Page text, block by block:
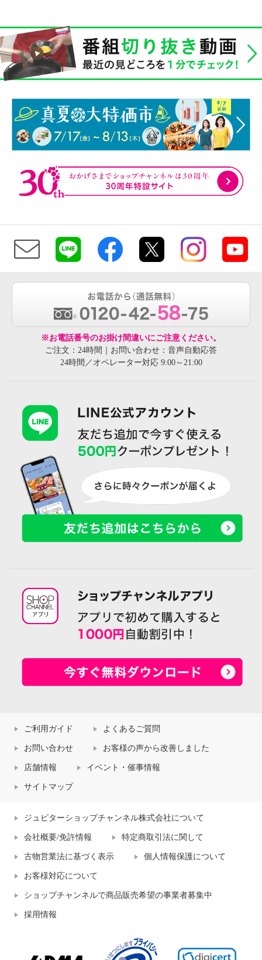
※お電話番号のお掛け間違いにご注意ください。
ご注文：24時間｜お問い合わせ：音声自動応答
24時間／オペレーター対応 9:00～21:00
ご利用ガイド よくあるご質問
お問い合わせ お客様の声から改善しました
店舗情報 イベント・催事情報
サイトマップ
ジュピターショップチャンネル株式会社について
会社概要/免許情報 特定商取引法に関して
古物営業法に基づく表示 個人情報保護について
お客様対応について
ショップチャンネルで商品販売希望の事業者募集中
採用情報